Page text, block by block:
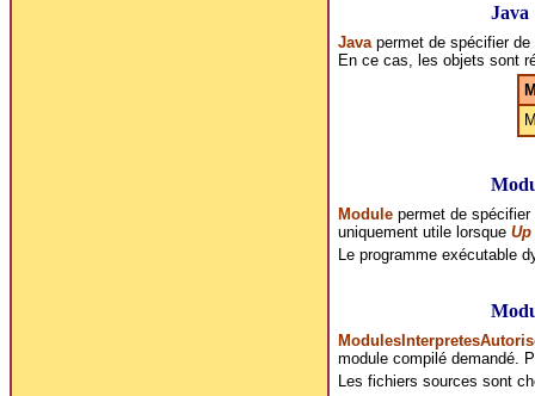
Java
Javapermet de spécifier
En ce cas, les objets sont
Modulepermet de spécifier
uniquement utile lorsque
Le programme exécutable
module compilé demandé.
Les fichiers sources sont